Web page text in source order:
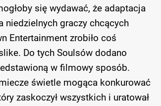
się wydawać, że adaptacja
niedzielnych graczy chcących
Entertainment zrobiło coś
Do tych Soulsów dodano
w filmowy sposób.
świetle mogąca konkurować
zaskoczył wszystkich i uratował